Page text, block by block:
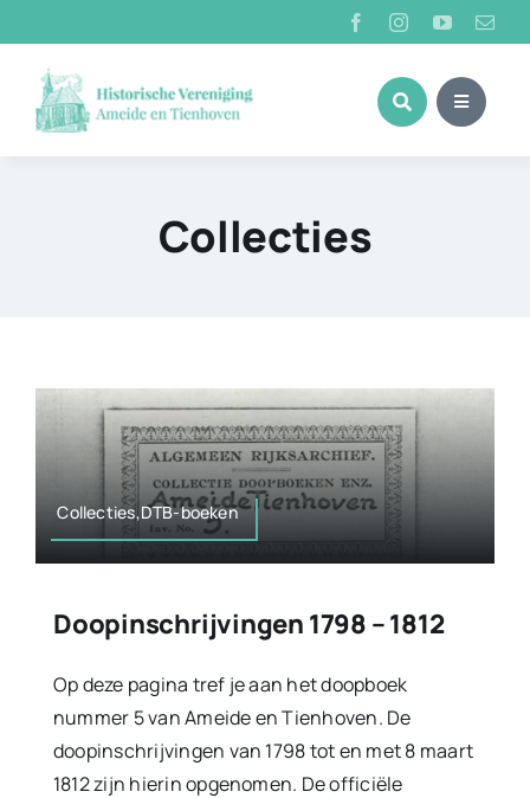
naar
inhoud
Collecties
Collecties,DTB-boeken
Doopinschrijvingen 1798 – 1812
Op deze pagina tref je aan het doopboek
nummer 5 van Ameide en Tienhoven. De
doopinschrijvingen van 1798 tot en met 8 maart
1812 zijn hierin opgenomen. De officiële